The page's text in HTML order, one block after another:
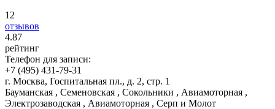
12
отзывов
4.87
рейтинг
Телефон для записи:
+7 (495) 431-79-31
г. Москва, Госпитальная пл., д. 2, стр. 1
Бауманская , Семеновская , Сокольники , Авиамоторная ,
Электрозаводская , Авиамоторная , Серп и Молот